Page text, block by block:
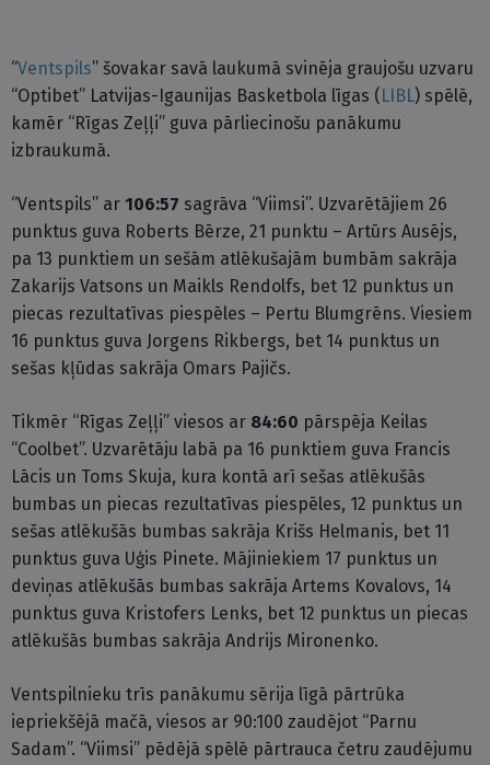
“Ventspils” šovakar savā laukumā svinēja graujošu uzvaru
“Optibet” Latvijas-Igaunijas Basketbola līgas ( LIBL) spēlē,
kamēr “Rīgas Zeļļi” guva pārliecinošu panākumu
izbraukumā.
“Ventspils” ar 106:57 sagrāva “Viimsi”. Uzvarētājiem 26
punktus guva Roberts Bērze, 21 punktu – Artūrs Ausējs,
pa 13 punktiem un sešām atlēkušajām bumbām sakrāja
Zakarijs Vatsons un Maikls Rendolfs, bet 12 punktus un
piecas rezultatīvas piespēles – Pertu Blumgrēns. Viesiem
16 punktus guva Jorgens Rikbergs, bet 14 punktus un
sešas kļūdas sakrāja Omars Pajičs.
Tikmēr “Rīgas Zeļļi” viesos ar 84:60 pārspēja Keilas
“Coolbet”. Uzvarētāju labā pa 16 punktiem guva Francis
Lācis un Toms Skuja, kura kontā arī sešas atlēkušās
bumbas un piecas rezultatīvas piespēles, 12 punktus un
sešas atlēkušās bumbas sakrāja Krišs Helmanis, bet 11
punktus guva Uģis Pinete. Mājiniekiem 17 punktus un
deviņas atlēkušās bumbas sakrāja Artems Kovalovs, 14
punktus guva Kristofers Lenks, bet 12 punktus un piecas
atlēkušās bumbas sakrāja Andrijs Mironenko.
Ventspilnieku trīs panākumu sērija līgā pārtrūka
iepriekšējā mačā, viesos ar 90:100 zaudējot “Parnu
Sadam”. “Viimsi” pēdējā spēlē pārtrauca četru zaudējumu